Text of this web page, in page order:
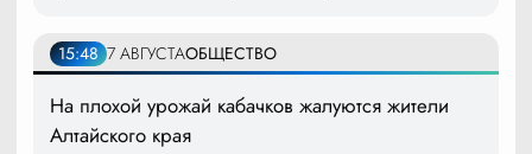
15:48 7 АВГУСТАОБЩЕСТВО
На плохой урожай кабачков жалуются жители
Алтайского края